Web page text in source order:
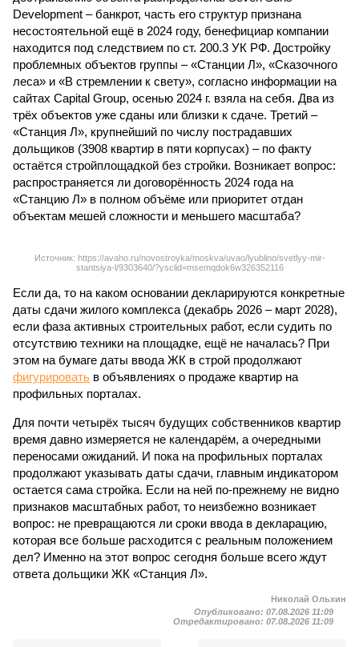
Development – банкрот, часть его структур признана
несостоятельной ещё в 2024 году, бенефициар компании
находится под следствием по ст. 200.3 УК РФ. Достройку
проблемных объектов группы – «Станции Л», «Сказочного
леса» и «В стремлении к свету», согласно информации на
сайтах Capital Group, осенью 2024 г. взяла на себя. Два из
трёх объектов уже сданы или близки к сдаче. Третий –
«Станция Л», крупнейший по числу пострадавших
дольщиков (3908 квартир в пяти корпусах) – по факту
остаётся стройплощадкой без стройки. Возникает вопрос:
распространяется ли договорённость 2024 года на
«Станцию Л» в полном объёме или приоритет отдан
объектам мешей сложности и меньшего масштаба?
Источник: https://avaho.ru/novostroyka/moskva/uvao/lyublino/svetlyy-mir-
stantsiya-l/9303640/?ysclid=msemqdok6w326352116
Если да, то на каком основании декларируются конкретные
даты сдачи жилого комплекса (декабрь 2026 – март 2028),
если фаза активных строительных работ, если судить по
отсутствию техники на площадке, ещё не началась? При
этом на бумаге даты ввода ЖК в строй продолжают
фигурировать в объявлениях о продаже квартир на
профильных порталах.
Для почти четырёх тысяч будущих собственников квартир
время давно измеряется не календарём, а очередными
переносами ожиданий. И пока на профильных порталах
продолжают указывать даты сдачи, главным индикатором
остается сама стройка. Если на ней по-прежнему не видно
признаков масштабных работ, то неизбежно возникает
вопрос: не превращаются ли сроки ввода в декларацию,
которая все больше расходится с реальным положением
дел? Именно на этот вопрос сегодня больше всего ждут
ответа дольщики ЖК «Станция Л».
Николай Ольхин
Опубликовано: 07.08.2026 11:09
Отредактировано: 07.08.2026 11:09